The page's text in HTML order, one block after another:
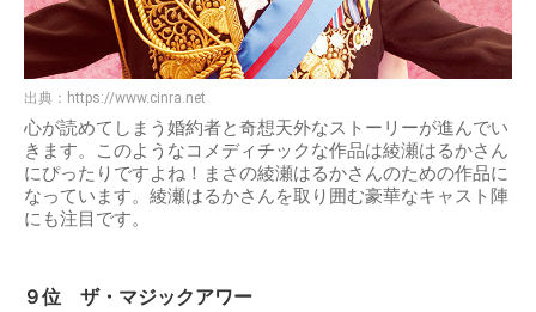
出典： https://www.cinra.net
心が読めてしまう婚約者と奇想天外なストーリーが進んでい
きます。このようなコメディチックな作品は綾瀬はるかさん
にぴったりですよね！まさの綾瀬はるかさんのための作品に
なっています。綾瀬はるかさんを取り囲む豪華なキャスト陣
にも注目です。
９位 ザ・マジックアワー